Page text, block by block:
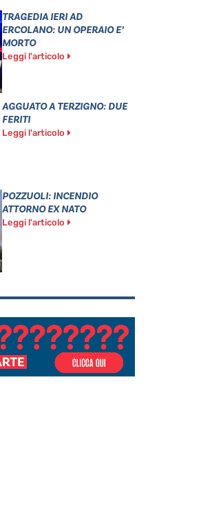
TRAGEDIA IERI AD
ERCOLANO: UN OPERAIO E’
MORTO
Leggi l'articolo
AGGUATO A TERZIGNO: DUE
FERITI
Leggi l'articolo
POZZUOLI: INCENDIO
ATTORNO EX NATO
Leggi l'articolo